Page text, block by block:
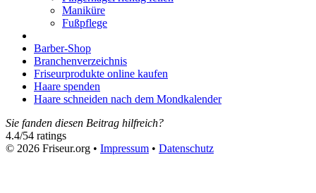
Maniküre
Fußpflege
Barber-Shop
Branchenverzeichnis
Friseurprodukte online kaufen
Haare spenden
Haare schneiden nach dem Mondkalender
Sie fanden diesen Beitrag hilfreich?
4.4/54 ratings
© 2026 Friseur.org • Impressum • Datenschutz